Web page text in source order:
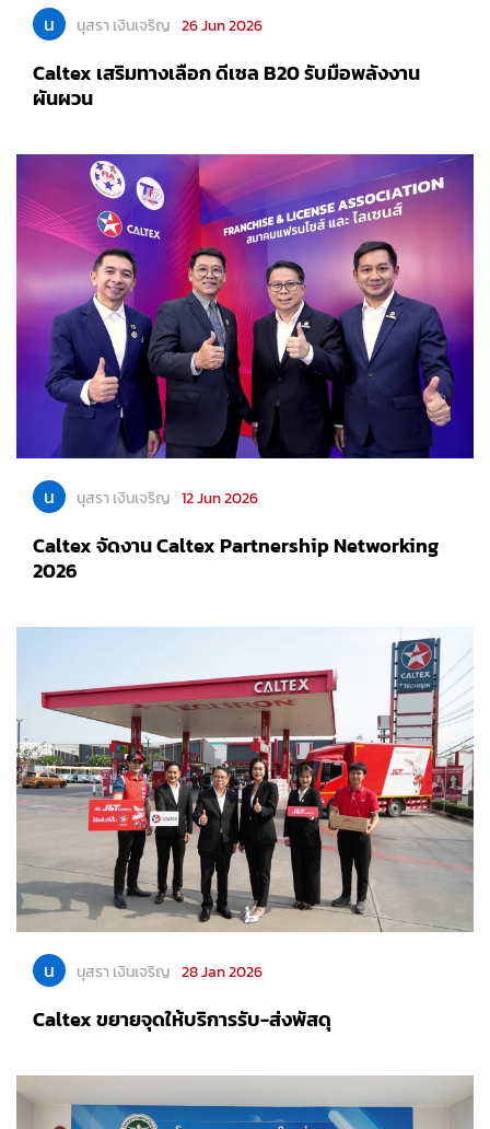
น นุสรา เงินเจริญ 26 Jun 2026
Caltex เสริมทางเลือก ดีเซล B20 รับมือพลังงาน
ผันผวน
น นุสรา เงินเจริญ 12 Jun 2026
Caltex จัดงาน Caltex Partnership Networking
2026
น นุสรา เงินเจริญ 28 Jan 2026
Caltex ขยายจุดให้บริการรับ-ส่งพัสดุ